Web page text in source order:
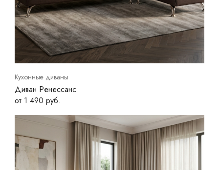
Кухонные диваны
Диван Ренессанс
от 1 490 руб.